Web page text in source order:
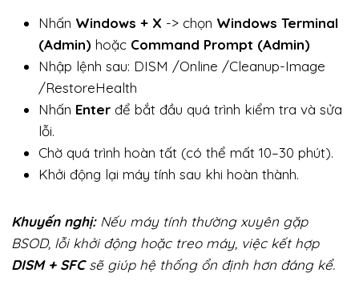
Nhấn Windows + X -> chọn Windows Terminal
(Admin) hoặc Command Prompt (Admin)
Nhập lệnh sau: DISM /Online /Cleanup-Image
/RestoreHealth
Nhấn Enter để bắt đầu quá trình kiểm tra và sửa
lỗi.
Chờ quá trình hoàn tất (có thể mất 10–30 phút).
Khởi động lại máy tính sau khi hoàn thành.
Khuyến nghị:Nếu máy tính thường xuyên gặp
BSOD, lỗi khởi động hoặc treo máy, việc kết hợp
DISM + SFCsẽ giúp hệ thống ổn định hơn đáng kể.